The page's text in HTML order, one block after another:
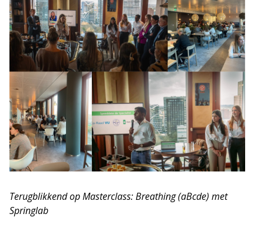
Terugblikkend op Masterclass: Breathing (aBcde) met
Springlab